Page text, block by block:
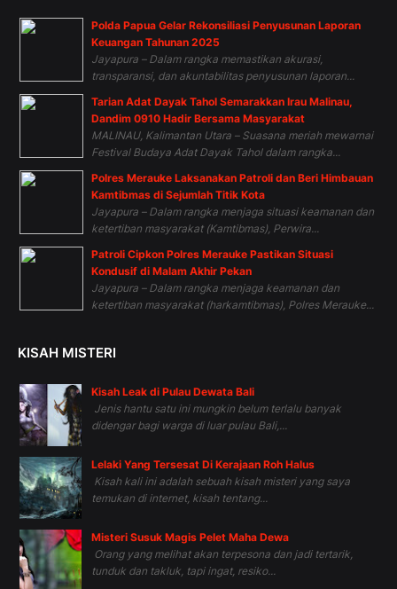
Polda Papua Gelar Rekonsiliasi Penyusunan Laporan
Keuangan Tahunan 2025
Jayapura – Dalam rangka memastikan akurasi,
transparansi, dan akuntabilitas penyusunan laporan...
Tarian Adat Dayak Tahol Semarakkan Irau Malinau,
Dandim 0910 Hadir Bersama Masyarakat
MALINAU, Kalimantan Utara – Suasana meriah mewarnai
Festival Budaya Adat Dayak Tahol dalam rangka...
Polres Merauke Laksanakan Patroli dan Beri Himbauan
Kamtibmas di Sejumlah Titik Kota
Jayapura – Dalam rangka menjaga situasi keamanan dan
ketertiban masyarakat (Kamtibmas), Perwira...
Patroli Cipkon Polres Merauke Pastikan Situasi
Kondusif di Malam Akhir Pekan
Jayapura – Dalam rangka menjaga keamanan dan
ketertiban masyarakat (harkamtibmas), Polres Merauke...
KISAH MISTERI
Kisah Leak di Pulau Dewata Bali
Jenis hantu satu ini mungkin belum terlalu banyak
didengar bagi warga di luar pulau Bali,...
Lelaki Yang Tersesat Di Kerajaan Roh Halus
Kisah kali ini adalah sebuah kisah misteri yang saya
temukan di internet, kisah tentang...
Misteri Susuk Magis Pelet Maha Dewa
Orang yang melihat akan terpesona dan jadi tertarik,
tunduk dan takluk, tapi ingat, resiko...